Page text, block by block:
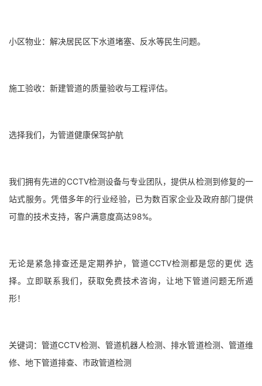
小区物业：解决居民区下水道堵塞、反水等民生问题。
施工验收：新建管道的质量验收与工程评估。
选择我们，为管道健康保驾护航
我们拥有先进的CCTV检测设备与专业团队，提供从检测到修复的一
站式服务。凭借多年的行业经验，已为数百家企业及政府部门提供
可靠的技术支持，客户满意度高达98%。
无论是紧急排查还是定期养护，管道CCTV检测都是您的更优 选
择。立即联系我们，获取免费技术咨询，让地下管道问题无所遁
形！
关键词：管道CCTV检测、管道机器人检测、排水管道检测、管道维
修、地下管道排查、市政管道检测